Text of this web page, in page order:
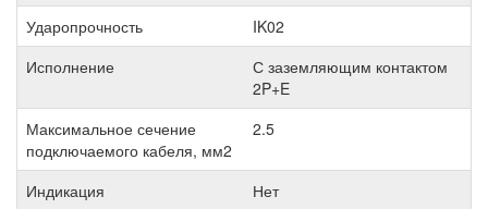
Ударопрочность
IK02
Исполнение
С заземляющим контактом
2P+E
Максимальное сечение
подключаемого кабеля, мм2
2.5
Индикация
Нет